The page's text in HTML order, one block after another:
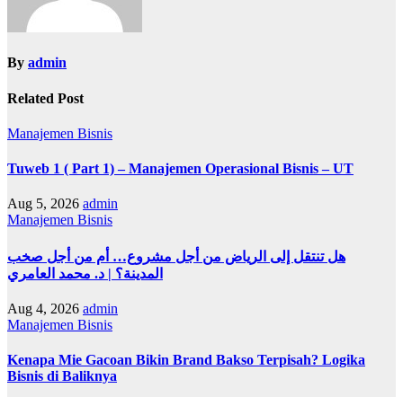
By admin
Related Post
Manajemen Bisnis
Tuweb 1 ( Part 1) – Manajemen Operasional Bisnis – UT
Aug 5, 2026 admin
Manajemen Bisnis
هل تنتقل إلى الرياض من أجل مشروع… أم من أجل صخب
المدينة؟ | د. محمد العامري
Aug 4, 2026 admin
Manajemen Bisnis
Kenapa Mie Gacoan Bikin Brand Bakso Terpisah? Logika
Bisnis di Baliknya